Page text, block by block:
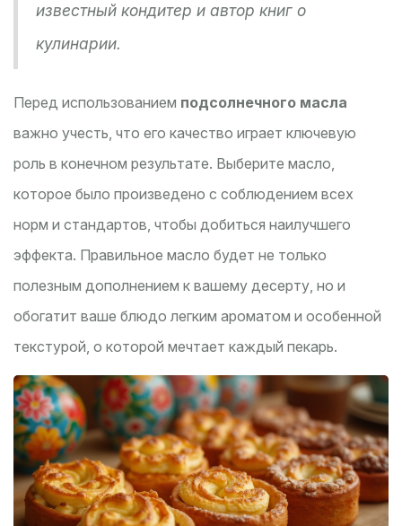
известный кондитер и автор книг о
кулинарии.
Перед использованием подсолнечного масла
важно учесть, что его качество играет ключевую
роль в конечном результате. Выберите масло,
которое было произведено с соблюдением всех
норм и стандартов, чтобы добиться наилучшего
эффекта. Правильное масло будет не только
полезным дополнением к вашему десерту, но и
обогатит ваше блюдо легким ароматом и особенной
текстурой, о которой мечтает каждый пекарь.